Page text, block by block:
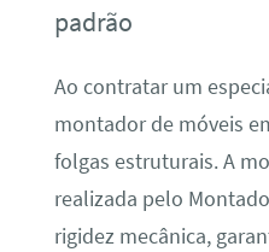
padrão
Ao contratar um
montador de móveis
folgas estruturais. A
realizada pelo
rigidez mecânica,